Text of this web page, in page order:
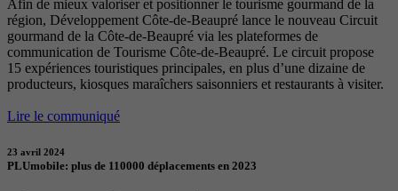
Afin de mieux valoriser et positionner le tourisme gourmand de la
région, Développement Côte-de-Beaupré lance le nouveau Circuit
gourmand de la Côte-de-Beaupré via les plateformes de
communication de Tourisme Côte-de-Beaupré. Le circuit propose
15 expériences touristiques principales, en plus d’une dizaine de
producteurs, kiosques maraîchers saisonniers et restaurants à visiter.
Lire le communiqué
23 avril 2024
PLUmobile: plus de 110000 déplacements en 2023